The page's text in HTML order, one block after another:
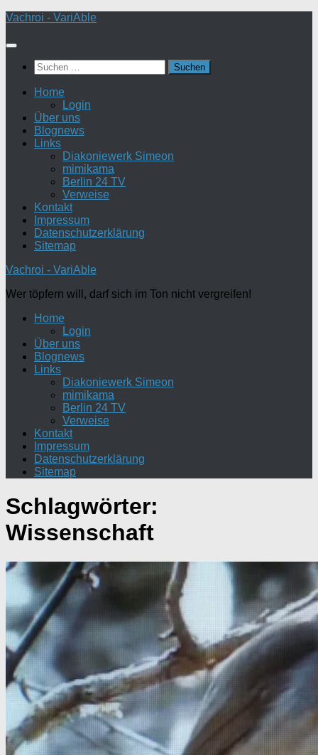
Zum
springen
Vachroi - VariAble
Suchen
nach:
Home
Login
Über uns
Blognews
Links
Diakoniewerk Simeon
mimikama
Berlin 24 TV
Verweise
Kontakt
Impressum
Datenschutzerklärung
Sitemap
Vachroi - VariAble
Wer töpfern will, darf sich im Ton nicht vergreifen!
Home
Login
Über uns
Blognews
Links
Diakoniewerk Simeon
mimikama
Berlin 24 TV
Verweise
Kontakt
Impressum
Datenschutzerklärung
Sitemap
Schlagwörter:
Wissenschaft